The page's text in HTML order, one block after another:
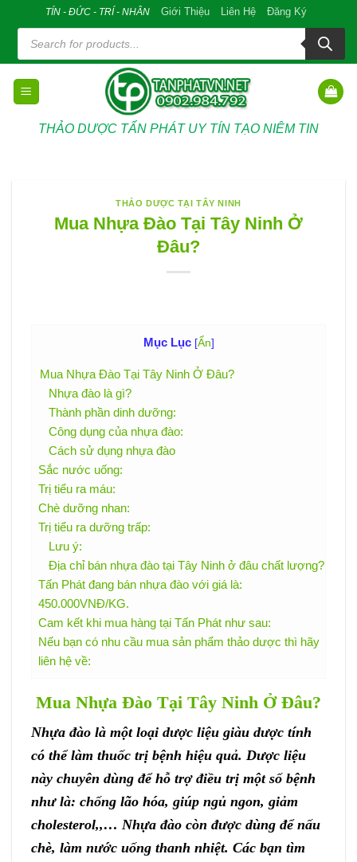
content
TÍN - ĐỨC - TRÍ - NHÂN Giới Thiệu Liên Hệ Đăng Ký
Tìm
kiếm
sản
phẩm
THẢO DƯỢC TẤN PHÁT UY TÍN TẠO NIÊM TIN
THẢO DƯỢC TẠI TÂY NINH
Mua Nhựa Đào Tại Tây Ninh Ở
Đâu?
Mục Lục [Ẩn]
Mua Nhựa Đào Tại Tây Ninh Ở Đâu?
Nhựa đào là gì?
Thành phần dinh dưỡng:
Công dụng của nhựa đào:
Cách sử dụng nhựa đào
Sắc nước uống:
Trị tiểu ra máu:
Chè dưỡng nhan:
Trị tiểu ra dưỡng trấp:
Lưu ý:
Địa chỉ bán nhựa đào tại Tây Ninh ở đâu chất lượng?
Tấn Phát đang bán nhựa đào với giá là:
450.000VNĐ/KG.
Cam kết khi mua hàng tại Tấn Phát như sau:
Nếu bạn có nhu cầu mua sản phẩm thảo dược thì hãy
liên hệ về:
Mua Nhựa Đào Tại Tây Ninh Ở Đâu?
Nhựa đào là một loại dược liệu giàu dược tính
có thể làm thuốc trị bệnh hiệu quả. Dược liệu
này chuyên dùng để hỗ trợ điều trị một số bệnh
như là: chống lão hóa, giúp ngủ ngon, giảm
cholesterol,,… Nhựa đào còn được dùng để nấu
chè, làm nước uống thanh nhiệt. Các bạn tìm